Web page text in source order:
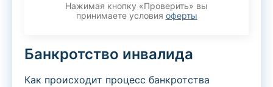
Нажимая кнопку «Проверить» вы
принимаете условия оферты
Банкротство инвалида
Как происходит процесс банкротства